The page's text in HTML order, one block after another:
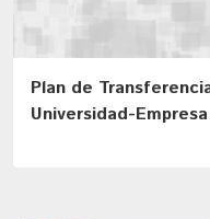
Plan de
Universidad-Empresa